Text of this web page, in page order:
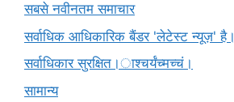
सबसे नवीनतम समाचार
सर्वाधिक आधिकारिक बैंडर 'लेटेस्ट न्यूज़' है।
सर्वाधिकार सुरक्षित।ाश्चर्यंच्मच्चं।
सामान्य